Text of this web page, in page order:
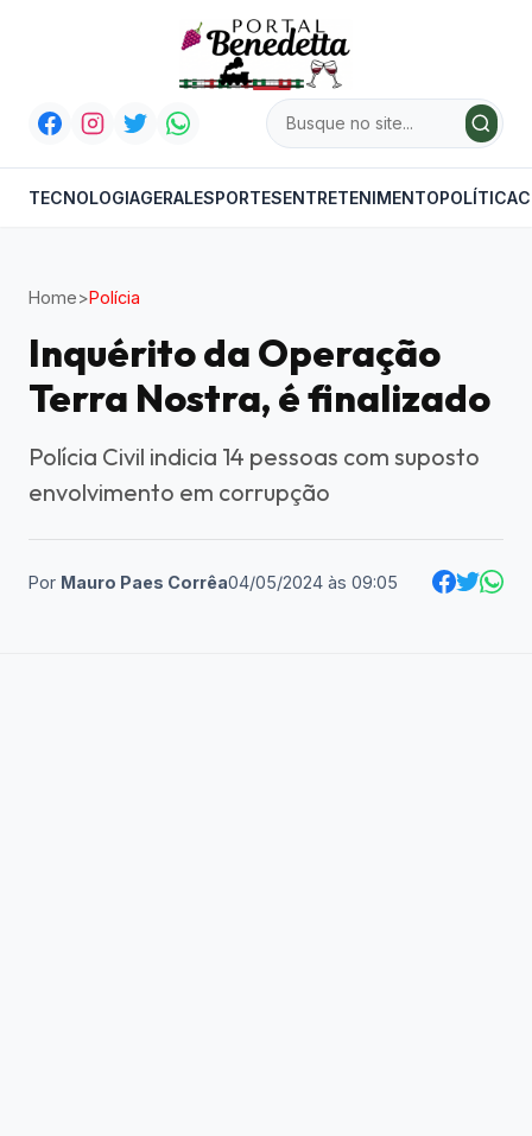
TECNOLOGIAGERALESPORTESENTRETENIMENTOPOLÍTICA
Home>Polícia
Inquérito da Operação
Terra Nostra, é finalizado
Polícia Civil indicia 14 pessoas com suposto
envolvimento em corrupção
Por Mauro Paes Corrêa04/05/2024 às 09:05